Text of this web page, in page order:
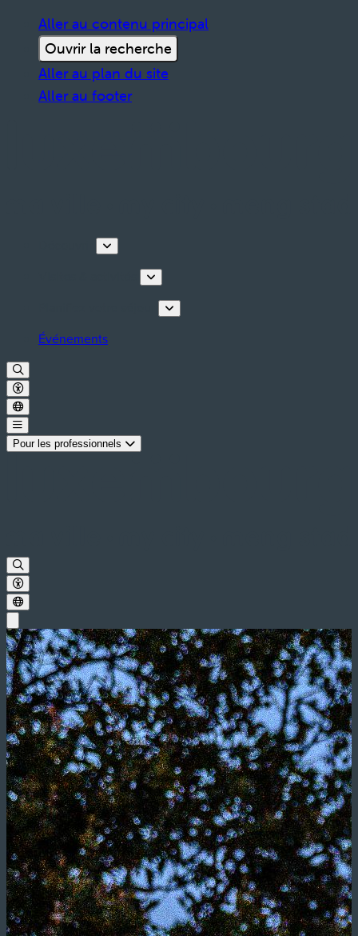
Aller au contenu principal
Ouvrir la recherche
Aller au plan du site
Aller au footer
Événements
Pour les professionnels